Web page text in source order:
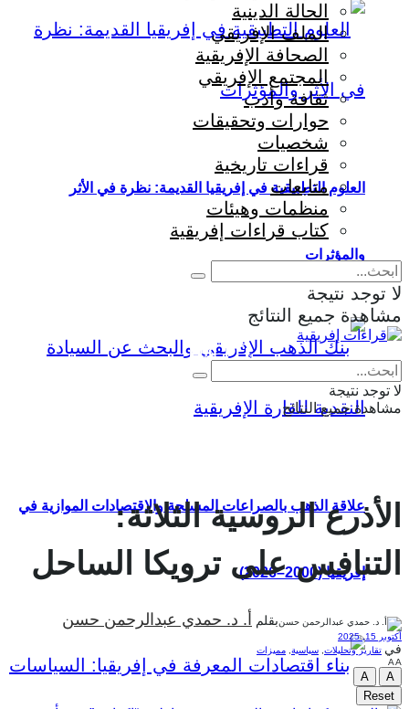
العلوم التطبيقية في إفريقيا القديمة: نظرة في الأثر
والمؤثرات
علاقة الذهب بالصراعات المسلحة والاقتصادات الموازية في
إفريقيا (2000–2026)
الحالة الدينية
الملف الإفريقي
الصحافة الإفريقية
المجتمع الإفريقي
ثقافة وأدب
حوارات وتحقيقات
شخصيات
قراءات تاريخية
متابعات
منظمات وهيئات
كتاب قراءات إفريقية
لا توجد نتيجة
مشاهدة جميع النتائج
Eng | Fr
لا توجد نتيجة
مشاهدة جميع النتائج
الأذرع الروسية الثلاثة:
التنافس على ترويكا الساحل
بقلم أ. د. حمدي عبدالرحمن حسن
أكتوبر 15, 2025
في تقارير وتحليلات سياسية مميزات
AA
A
A
Reset